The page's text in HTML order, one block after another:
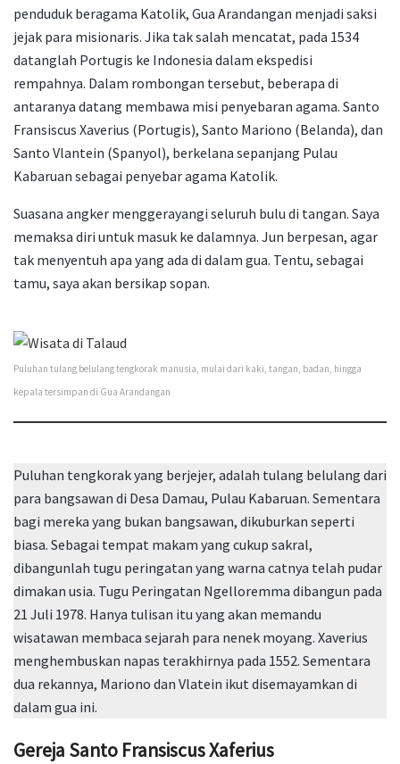
penduduk beragama Katolik, Gua Arandangan menjadi saksi
jejak para misionaris. Jika tak salah mencatat, pada 1534
datanglah Portugis ke Indonesia dalam ekspedisi
rempahnya. Dalam rombongan tersebut, beberapa di
antaranya datang membawa misi penyebaran agama. Santo
Fransiscus Xaverius (Portugis), Santo Mariono (Belanda), dan
Santo Vlantein (Spanyol), berkelana sepanjang Pulau
Kabaruan sebagai penyebar agama Katolik.
Suasana angker menggerayangi seluruh bulu di tangan. Saya
memaksa diri untuk masuk ke dalamnya. Jun berpesan, agar
tak menyentuh apa yang ada di dalam gua. Tentu, sebagai
tamu, saya akan bersikap sopan.
Puluhan tulang belulang tengkorak manusia, mulai dari kaki, tangan, badan, hingga
kepala tersimpan di Gua Arandangan
Puluhan tengkorak yang berjejer, adalah tulang belulang dari
para bangsawan di Desa Damau, Pulau Kabaruan. Sementara
bagi mereka yang bukan bangsawan, dikuburkan seperti
biasa. Sebagai tempat makam yang cukup sakral,
dibangunlah tugu peringatan yang warna catnya telah pudar
dimakan usia. Tugu Peringatan Ngelloremma dibangun pada
21 Juli 1978. Hanya tulisan itu yang akan memandu
wisatawan membaca sejarah para nenek moyang. Xaverius
menghembuskan napas terakhirnya pada 1552. Sementara
dua rekannya, Mariono dan Vlatein ikut disemayamkan di
dalam gua ini.
Gereja Santo Fransiscus Xaferius